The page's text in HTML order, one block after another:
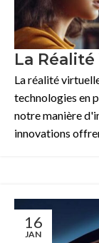
La
La réalité
technologies en
notre manière
innovations
16
JAN